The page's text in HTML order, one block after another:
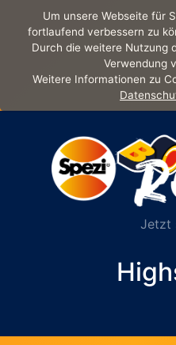
Um unsere Webseite für
fortlaufend verbessern zu
Durch die weitere Nutzung
Verwendung
Weitere Informationen zu
Jetzt